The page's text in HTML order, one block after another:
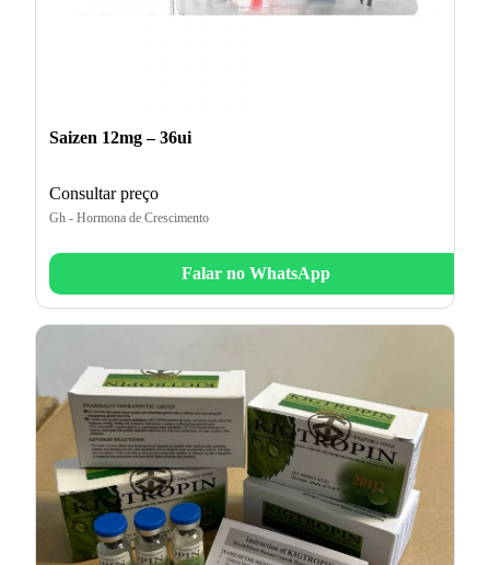
Saizen 12mg – 36ui
Consultar preço
Gh - Hormona de Crescimento
Falar no WhatsApp